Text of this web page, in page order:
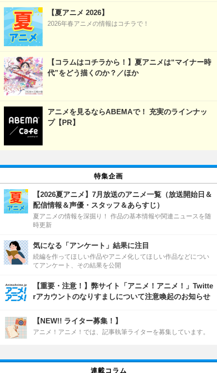
【夏アニメ 2026】
2026年春アニメの情報はコチラで！
【コラムはコチラから！】夏アニメは“マイナー時
代”をどう描くのか？／ほか
アニメを見るならABEMAで！ 充実のラインナッ
プ【PR】
特集企画
【2026夏アニメ】7月放送のアニメ一覧（放送開始日＆
配信情報＆声優・スタッフ＆あらすじ）
夏アニメの情報を深掘り！ 作品の基本情報や関連ニュースを随
時更新
気になる「アンケート」結果に注目
続編を作ってほしい作品やアニメ化してほしい作品などについ
てアンケート、その結果を公開
【重要・注意！】弊サイト「アニメ！アニメ！」Twitte
rアカウントのなりすましについて注意喚起のお知らせ
【NEW!! ライター募集！】
アニメ！アニメ！では、記事執筆ライターを募集しています。
連載コラム